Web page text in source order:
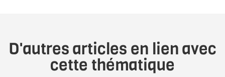
D'autres articles en lien avec
cette thématique